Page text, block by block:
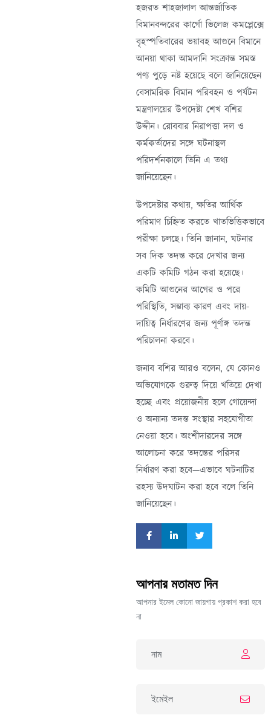
হজরত শাহজালাল আন্তর্জাতিক
বিমানবন্দরের কার্গো ভিলেজ কমপ্লেক্সে
বৃহস্পতিবারের ভয়াবহ আগুনে বিমানে
আনয়া থাকা আমদানি সংক্রান্ত সমস্ত
পণ্য পুড়ে নষ্ট হয়েছে বলে জানিয়েছেন
বেসামরিক বিমান পরিবহন ও পর্যটন
মন্ত্রণালয়ের উপদেষ্টা শেখ বশির
উদ্দীন। রোববার নিরাপত্তা দল ও
কর্মকর্তাদের সঙ্গে ঘটনাস্থল
পরিদর্শনকালে তিনি এ তথ্য
জানিয়েছেন।
উপদেষ্টার কথায়, ক্ষতির আর্থিক
পরিমাণ চিহ্নিত করতে খাতভিত্তিকভাবে
পরীক্ষা চলছে। তিনি জানান, ঘটনার
সব দিক তদন্ত করে দেখার জন্য
একটি কমিটি গঠন করা হয়েছে।
কমিটি আগুনের আগের ও পরে
পরিস্থিতি, সম্ভাব্য কারণ এবং দায়-
দায়িত্ব নির্ধারণের জন্য পূর্ণাঙ্গ তদন্ত
পরিচালনা করবে।
জনাব বশির আরও বলেন, যে কোনও
অভিযোগকে গুরুত্ব দিয়ে খতিয়ে দেখা
হচ্ছে এবং প্রয়োজনীয় হলে গোয়েন্দা
ও অন্যান্য তদন্ত সংস্থার সহযোগীতা
নেওয়া হবে। অংশীদারদের সঙ্গে
আলোচনা করে তদন্তের পরিসর
নির্ধারণ করা হবে—এভাবে ঘটনাটির
রহস্য উদঘাটন করা হবে বলে তিনি
জানিয়েছেন।
আপনার মতামত দিন
আপনার ইমেল কোনো জায়গায় প্রকাশ করা হবে
না